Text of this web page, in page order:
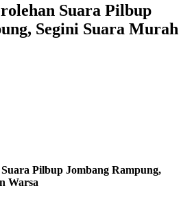
Suara Pilbup
Segini Suara Murah
Pilbup Jombang Rampung,
Warsa